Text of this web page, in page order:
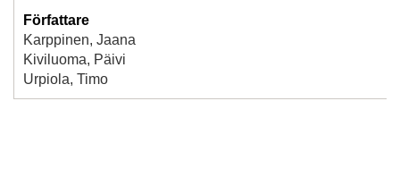
Författare
Karppinen, Jaana
Kiviluoma, Päivi
Urpiola, Timo